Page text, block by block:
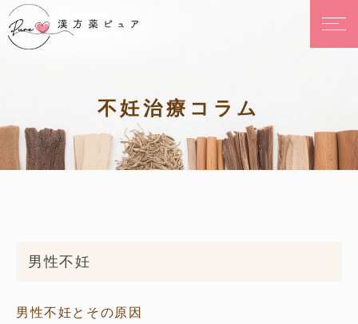
不妊治療コラム
男性不妊
男性不妊とその原因